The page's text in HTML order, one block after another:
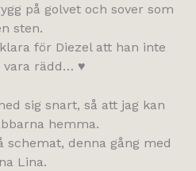
på golvet och sover som
sten.
för Diezel att han inte
vara rädd… ♥
sig snart, så att jag kan
hemma.
denna gång med
Lina.